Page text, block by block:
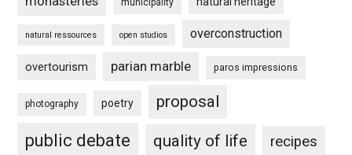
natural ressources open studios overconstruction
overtourism parian marble paros impressions
photography poetry proposal
public debate quality of life recipes